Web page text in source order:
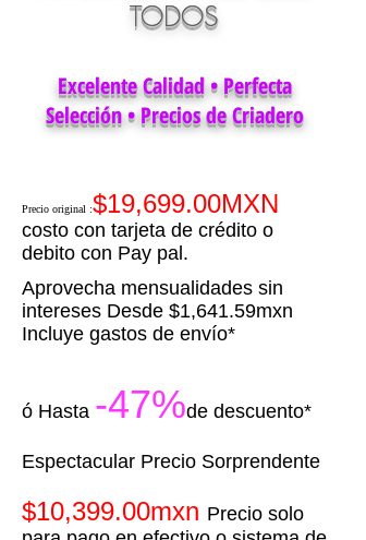
TODOS
Excelente Calidad • Perfecta
Selección • Precios de Criadero
Precio original :$19,699.00MXN
costo con tarjeta de crédito o
debito con Pay pal.
Aprovecha mensualidades sin
intereses Desde $1,641.59mxn
Incluye gastos de envío*
ó Hasta -47%de descuento*
​Espectacular Precio Sorprendente
$10,399.00mxn Precio solo